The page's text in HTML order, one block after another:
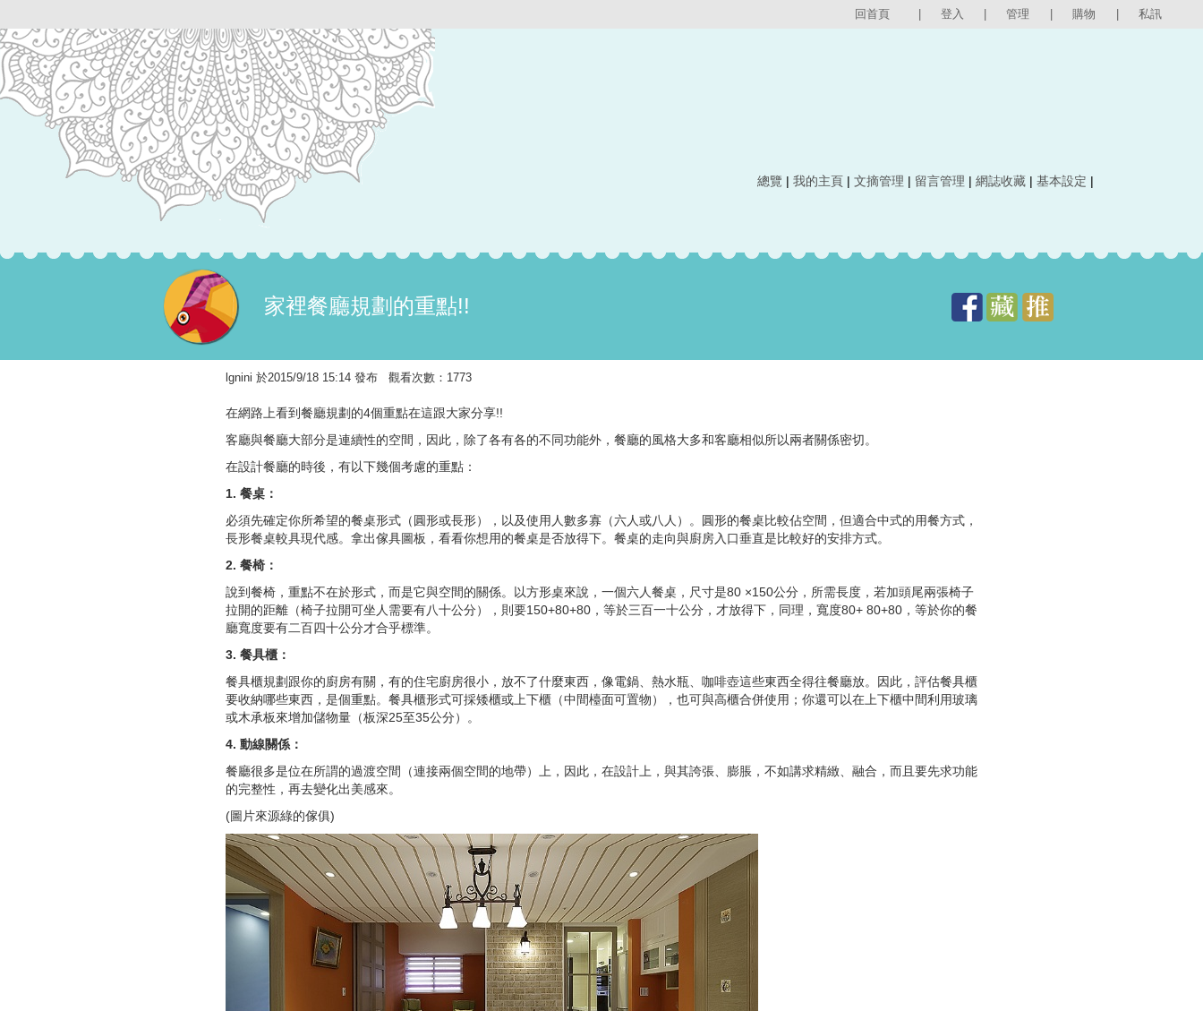
回首頁 登入 管理 購物 私訊
總覽 | 我的主頁 | 文摘管理 | 留言管理 | 網誌收藏 | 基本設定 |
家裡餐廳規劃的重點!!
lgnini 於2015/9/18 15:14 發布 觀看次數：1773
在網路上看到餐廳規劃的4個重點在這跟大家分享!!
客廳與餐廳大部分是連續性的空間，因此，除了各有各的不同功能外，餐廳的風格大多和客廳相似所以兩者關係密切。
在設計餐廳的時後，有以下幾個考慮的重點：
1. 餐桌：
必須先確定你所希望的餐桌形式（圓形或長形），以及使用人數多寡（六人或八人）。圓形的餐桌比較佔空間，但適合中式的用餐方式，
長形餐桌較具現代感。拿出傢具圖板，看看你想用的餐桌是否放得下。餐桌的走向與廚房入口垂直是比較好的安排方式。
2. 餐椅：
說到餐椅，重點不在於形式，而是它與空間的關係。以方形桌來說，一個六人餐桌，尺寸是80 ×150公分，所需長度，若加頭尾兩張椅子
拉開的距離（椅子拉開可坐人需要有八十公分），則要150+80+80，等於三百一十公分，才放得下，同理，寬度80+ 80+80，等於你的餐
廳寬度要有二百四十公分才合乎標準。
3. 餐具櫃：
餐具櫃規劃跟你的廚房有關，有的住宅廚房很小，放不了什麼東西，像電鍋、熱水瓶、咖啡壺這些東西全得往餐廳放。因此，評估餐具櫃
要收納哪些東西，是個重點。餐具櫃形式可採矮櫃或上下櫃（中間檯面可置物），也可與高櫃合併使用；你還可以在上下櫃中間利用玻璃
或木承板來增加儲物量（板深25至35公分）。
4. 動線關係：
餐廳很多是位在所謂的過渡空間（連接兩個空間的地帶）上，因此，在設計上，與其誇張、膨脹，不如講求精緻、融合，而且要先求功能
的完整性，再去變化出美感來。
(圖片來源綠的傢俱)